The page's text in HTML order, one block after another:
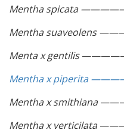
Mentha spicata
Mentha suaveolens
Menta x gentilis
Mentha x piperita
Mentha x smithiana
Mentha x verticilata